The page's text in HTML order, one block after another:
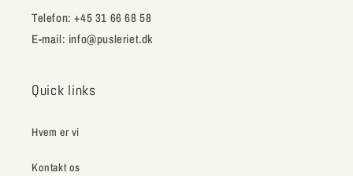
Telefon: +45 31 66 68 58
E-mail: info@pusleriet.dk
Quick links
Hvem er vi
Kontakt os